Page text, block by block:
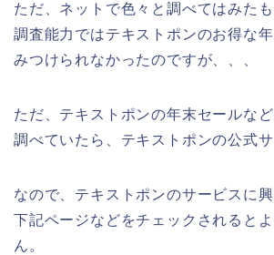
ただ、ネットで色々と調べてはみた
調査能力ではテキストポンのお得な
みつけられなかったのですが、、、
ただ、テキストポンの年末セールな
調べていたら、テキストポンの公式
なので、テキストポンのサービスに興
下記ページなどをチェックされると
ん。